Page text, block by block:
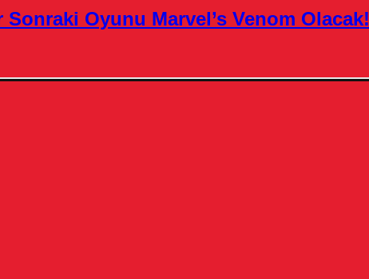
Oyunu Marvel’s Venom Olacak!